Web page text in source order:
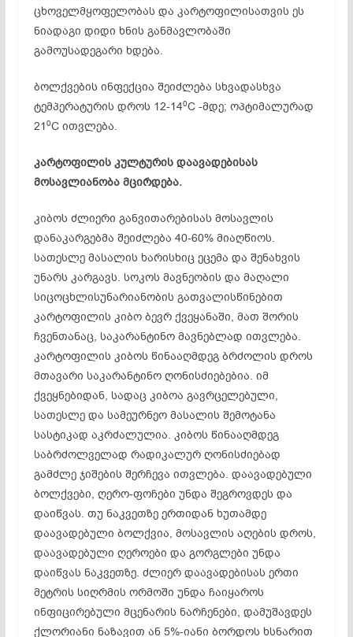
ცხოველმყოფელობას და კარტოფილისათვის ეს
ნიადაგი დიდი ხნის განმავლობაში
გამოუსადეგარი ხდება.
ბოლქვების ინფექცია შეიძლება სხვადასხვა
ტემპერატურის დროს 12-140C -მდე; ოპტიმალურად
210C ითვლება.
კარტოფილის კულტურის დაავადებისას
მოსავლიანობა მცირდება.
კიბოს ძლიერი განვითარებისას მოსავლის
დანაკარგებმა შეიძლება 40-60% მიაღწიოს.
სათესლე მასალის ხარისხიც ეცემა და შენახვის
უნარს კარგავს. სოკოს მავნეობის და მაღალი
სიცოცხლისუნარიანობის გათვალისწინებით
კარტოფილის კიბო ბევრ ქვეყანაში, მათ შორის
ჩვენთანაც, საკარანტინო მავნებლად ითვლება.
კარტოფილის კიბოს წინააღმდეგ ბრძოლის დროს
მთავარი საკარანტინო ღონისძიებებია. იმ
ქვეყნებიდან, სადაც კიბოა გავრცელებული,
სათესლე და სამეურნეო მასალის შემოტანა
სასტიკად აკრძალულია. კიბოს წინააღმდეგ
საბრძოლველად რადიკალურ ღონისძიებად
გამძლე ჯიშების შერჩევა ითვლება. დაავადებული
ბოლქვები, ღერო-ფოჩები უნდა შეგროვდეს და
დაიწვას. თუ ნაკვეთზე ერთიდან ხუთამდე
დაავადებული ბოლქვია, მოსავლის აღების დროს,
დაავადებული ღეროები და გორგლები უნდა
დაიწვას ნაკვეთზე. ძლიერ დაავადებისას ერთი
მეტრის სიღრმის ორმოში უნდა ჩაიყაროს
ინფიცირებული მცენარის ნარჩენები, დამუშავდეს
ქლორიანი ნაზავით ან 5%-იანი ბორდოს ხსნარით